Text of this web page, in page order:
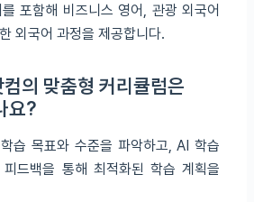
포함해 비즈니스 영어, 관광 외국어
외국어 과정을 제공합니다.
의 맞춤형 커리큘럼은
요?
습 목표와 수준을 파악하고, AI 학습
드백을 통해 최적화된 학습 계획을